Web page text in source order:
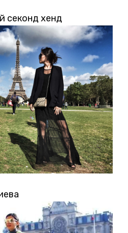
секонд хенд